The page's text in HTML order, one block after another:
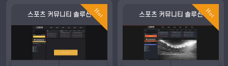
Hot
스포츠 커뮤니티 솔루션 Hot
스포츠 커뮤니티 솔루션